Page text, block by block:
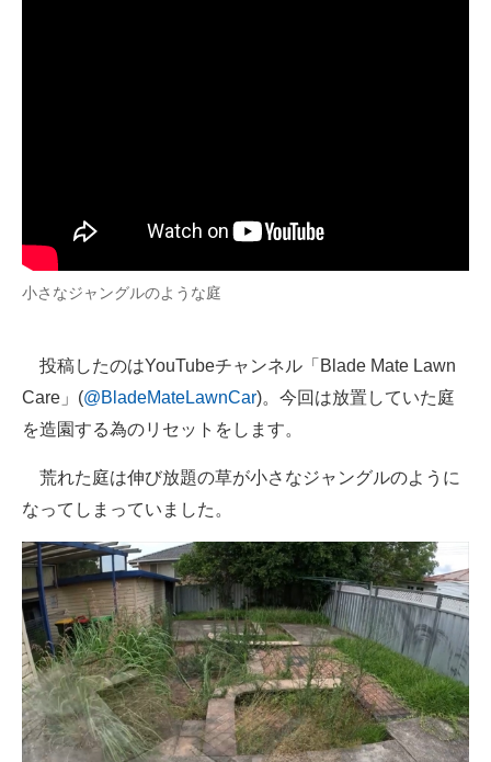
マーケ×ITの今がよく分かる
ITエンジニア向け専門サイト
IT製品の技術・比較・事例
エレクトロニクス専門サイト
電子設計の基本と応用
エネルギーの専門メディア
建設×テクノロジーの最前線
ちょっと気になるネットの話題
小さなジャングルのような庭
投稿したのはYouTubeチャンネル「Blade Mate Lawn
Care」(@BladeMateLawnCar)。今回は放置していた庭
を造園する為のリセットをします。
荒れた庭は伸び放題の草が小さなジャングルのように
なってしまっていました。